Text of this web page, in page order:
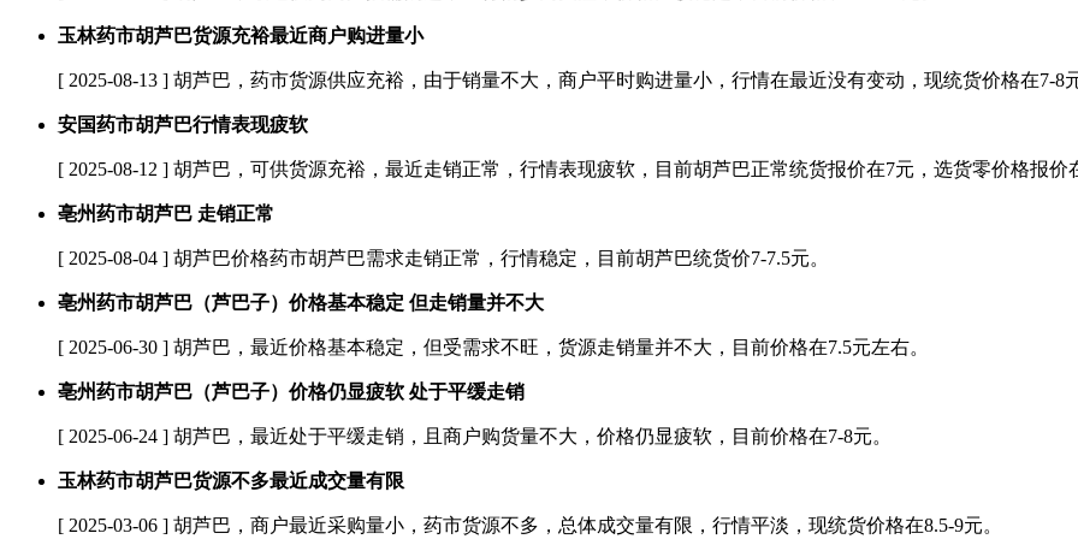
玉林药市胡芦巴货源充裕最近商户购进量小
[ 2025-08-13 ] 胡芦巴，药市货源供应充裕，由于销量不大，商户平时购进量小，行情在最近没有变动，现统货价格在7-8元
安国药市胡芦巴行情表现疲软
[ 2025-08-12 ] 胡芦巴，可供货源充裕，最近走销正常，行情表现疲软，目前胡芦巴正常统货报价在7元，选货零价格报价
亳州药市胡芦巴 走销正常
[ 2025-08-04 ] 胡芦巴价格药市胡芦巴需求走销正常，行情稳定，目前胡芦巴统货价7-7.5元。
亳州药市胡芦巴（芦巴子）价格基本稳定 但走销量并不大
[ 2025-06-30 ] 胡芦巴，最近价格基本稳定，但受需求不旺，货源走销量并不大，目前价格在7.5元左右。
亳州药市胡芦巴（芦巴子）价格仍显疲软 处于平缓走销
[ 2025-06-24 ] 胡芦巴，最近处于平缓走销，且商户购货量不大，价格仍显疲软，目前价格在7-8元。
玉林药市胡芦巴货源不多最近成交量有限
[ 2025-03-06 ] 胡芦巴，商户最近采购量小，药市货源不多，总体成交量有限，行情平淡，现统货价格在8.5-9元。